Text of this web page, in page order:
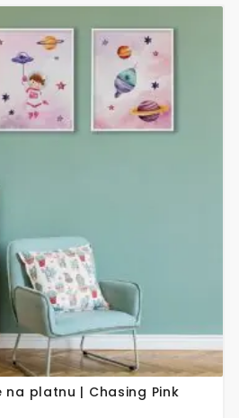
na platnu | Chasing Pink